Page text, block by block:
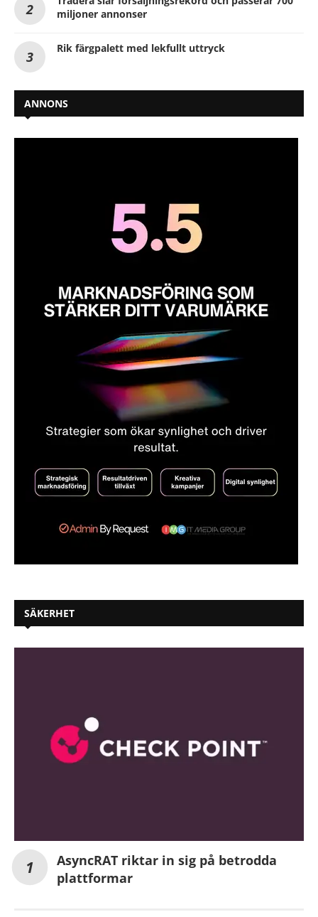
miljoner annonser
Rik färgpalett med lekfullt uttryck
ANNONS
SÄKERHET
AsyncRAT riktar in sig på betrodda
plattformar